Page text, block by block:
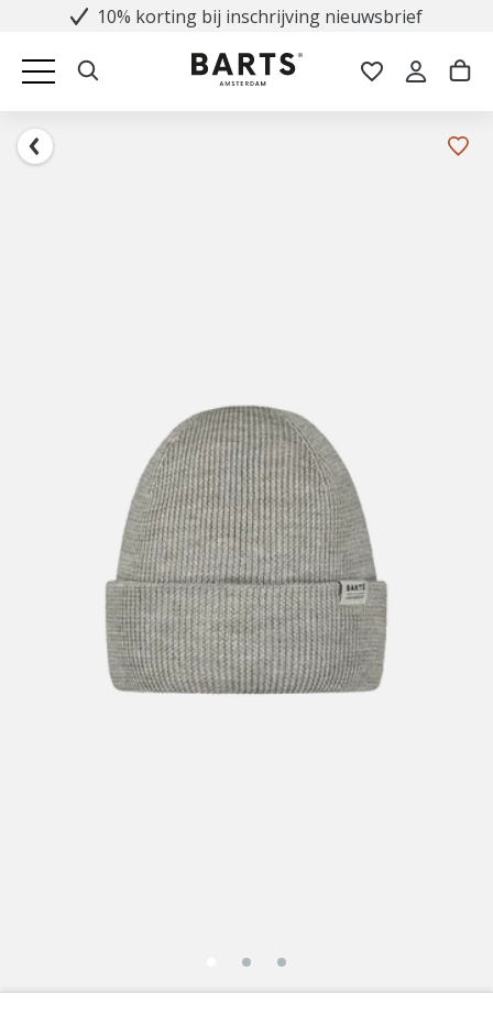
10% korting bij inschrijving nieuwsbrief